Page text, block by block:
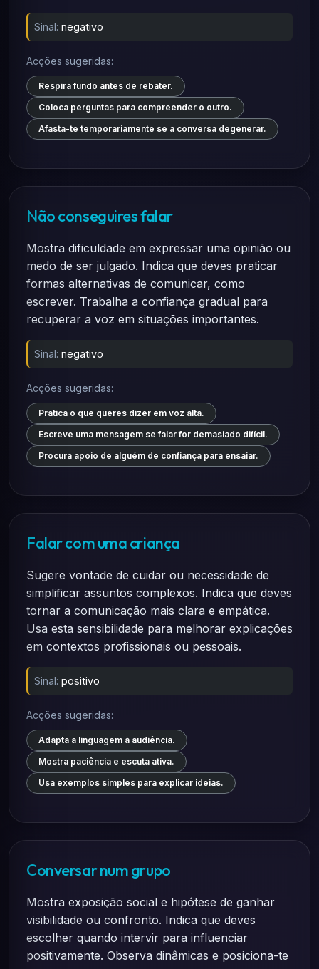
Sinal: negativo
Acções sugeridas:
Respira fundo antes de rebater.
Coloca perguntas para compreender o outro.
Afasta-te temporariamente se a conversa degenerar.
Não conseguires falar
Mostra dificuldade em expressar uma opinião ou
medo de ser julgado. Indica que deves praticar
formas alternativas de comunicar, como
escrever. Trabalha a confiança gradual para
recuperar a voz em situações importantes.
Sinal: negativo
Acções sugeridas:
Pratica o que queres dizer em voz alta.
Escreve uma mensagem se falar for demasiado difícil.
Procura apoio de alguém de confiança para ensaiar.
Falar com uma criança
Sugere vontade de cuidar ou necessidade de
simplificar assuntos complexos. Indica que deves
tornar a comunicação mais clara e empática.
Usa esta sensibilidade para melhorar explicações
em contextos profissionais ou pessoais.
Sinal: positivo
Acções sugeridas:
Adapta a linguagem à audiência.
Mostra paciência e escuta ativa.
Usa exemplos simples para explicar ideias.
Conversar num grupo
Mostra exposição social e hipótese de ganhar
visibilidade ou confronto. Indica que deves
escolher quando intervir para influenciar
positivamente. Observa dinâmicas e posiciona-te